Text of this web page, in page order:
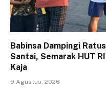
Babinsa Dampingi
Santai, Semarak HUT
Kaja
9 Agustus, 2026